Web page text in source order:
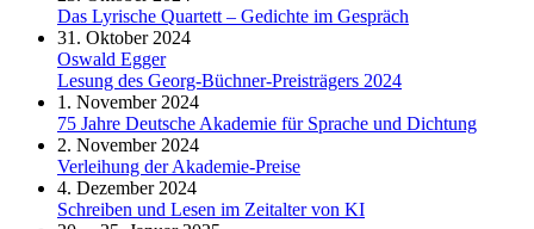
Das Lyrische Quartett – Gedichte im Gespräch
31. Oktober 2024
Oswald Egger
Lesung des Georg-Büchner-Preisträgers 2024
1. November 2024
75 Jahre Deutsche Akademie für Sprache und Dichtung
2. November 2024
Verleihung der Akademie-Preise
4. Dezember 2024
Schreiben und Lesen im Zeitalter von KI